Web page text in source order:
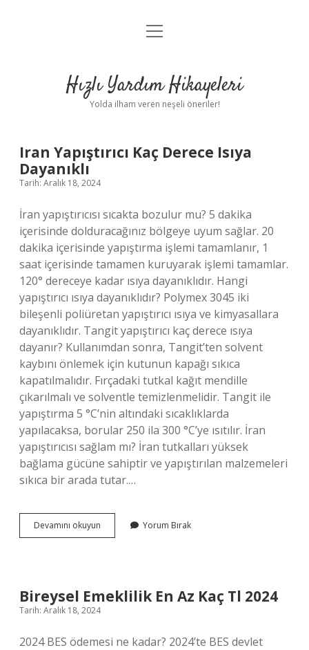
Anasayfa
Yasal Uyarı
menüyü
Hızlı Yardım Hikayeleri
Yolda ilham veren neşeli öneriler!
Hızlı
Yardım
Hikayeleri
Yazılar
Iran Yapıştırıcı Kaç Derece Isıya
Dayanıklı
Tarih: Aralık 18, 2024
İran yapıştırıcısı sıcakta bozulur mu? 5 dakika
içerisinde dolduracağınız bölgeye uyum sağlar. 20
dakika içerisinde yapıştırma işlemi tamamlanır, 1
saat içerisinde tamamen kuruyarak işlemi tamamlar.
120° dereceye kadar ısıya dayanıklıdır. Hangi
yapıştırıcı ısıya dayanıklıdır? Polymex 3045 iki
bileşenli poliüretan yapıştırıcı ısıya ve kimyasallara
dayanıklıdır. Tangit yapıştırıcı kaç derece ısıya
dayanır? Kullanımdan sonra, Tangit’ten solvent
kaybını önlemek için kutunun kapağı sıkıca
kapatılmalıdır. Fırçadaki tutkal kağıt mendille
çıkarılmalı ve solventle temizlenmelidir. Tangit ile
yapıştırma 5 °C’nin altındaki sıcaklıklarda
yapılacaksa, borular 250 ila 300 °C’ye ısıtılır. İran
yapıştırıcısı sağlam mı? İran tutkalları yüksek
bağlama gücüne sahiptir ve yapıştırılan malzemeleri
sıkıca bir arada tutar.…
Devamını okuyun
Yapıştırıcı
Yorum Bırak
Bireysel Emeklilik En Az Kaç Tl 2024
Tarih: Aralık 18, 2024
2024 BES ödemesi ne kadar? 2024’te BES devlet